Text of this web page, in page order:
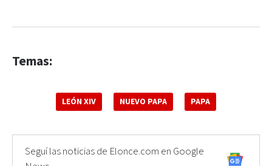
Temas:
LEÓN XIV NUEVO PAPA PAPA
Seguí las noticias de Elonce.com en Google